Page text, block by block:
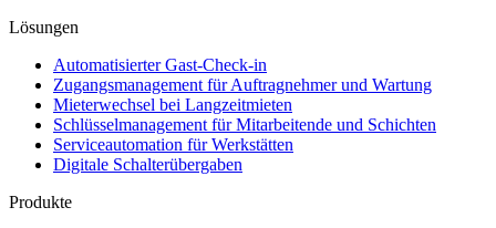
Lösungen
Automatisierter Gast-Check-in
Zugangsmanagement für Auftragnehmer und Wartung
Mieterwechsel bei Langzeitmieten
Schlüsselmanagement für Mitarbeitende und Schichten
Serviceautomation für Werkstätten
Digitale Schalterübergaben
Produkte